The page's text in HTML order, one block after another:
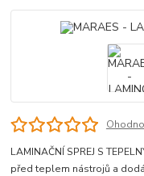
LAMINAČNÍ SPREJ S
před teplem nástrojů a